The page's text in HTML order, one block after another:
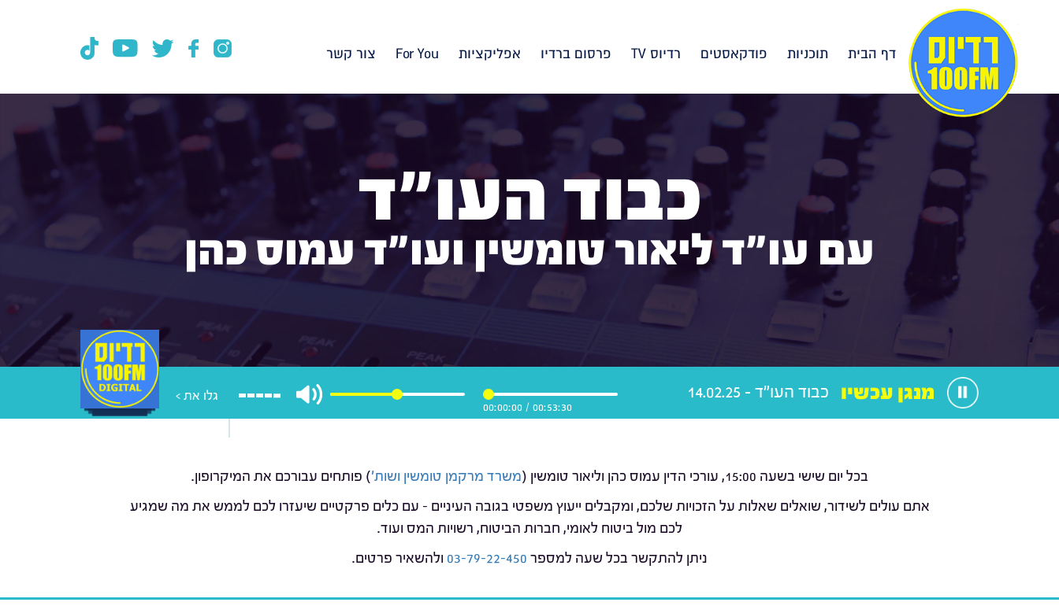
דף הבית תוכניות פודקאסטים רדיוס TV פרסום ברדיו אפליקציות For You צור קשר
כבוד העו"ד
עם עו"ד ליאור טומשין ועו"ד עמוס כהן
גלו את >
00:53:30
/
00:00:00
מנגן עכשיו כבוד העו"ד - 14.02.25
בכל יום שישי בשעה 15:00, עורכי הדין עמוס כהן וליאור טומשין ( משרד מרקמן טומשין ושות') פותחים עבורכם את המיקרופון.
אתם עולים לשידור, שואלים שאלות על הזכויות שלכם, ומקבלים ייעוץ משפטי בגובה העיניים – עם כלים פרקטיים שיעזרו לכם לממש את מה שמגיע
לכם מול ביטוח לאומי, חברות הביטוח, רשויות המס ועוד.
ניתן להתקשר בכל שעה למספר 03-79-22-450 ולהשאיר פרטים.